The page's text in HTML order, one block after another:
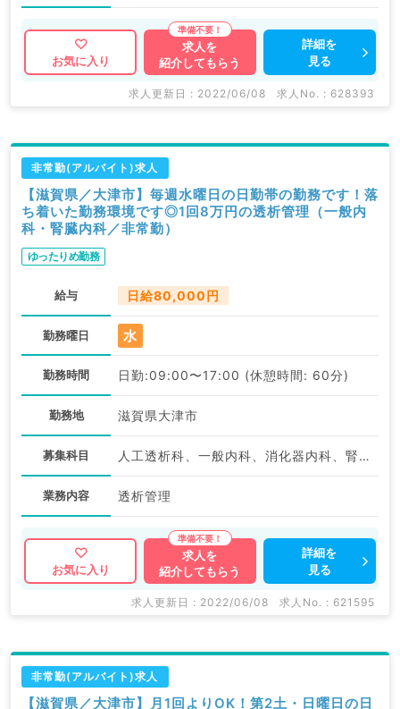
お気に入り
求人を
紹介してもらう
詳細を
見る
求人更新日 : 2022/06/08 求人No. : 628393
非常勤(アルバイト)求人
【滋賀県／大津市】毎週水曜日の日勤帯の勤務です！落
ち着いた勤務環境です◎1回8万円の透析管理（一般内
科・腎臓内科／非常勤）
ゆったりめ勤務
給与 日給80,000円
勤務曜日 水
勤務時間 日勤:09:00〜17:00 (休憩時間: 60分)
勤務地 滋賀県大津市
募集科目 人工透析科、一般内科、消化器内科、腎臓内科、老年内科
業務内容 透析管理
お気に入り
求人を
紹介してもらう
詳細を
見る
求人更新日 : 2022/06/08 求人No. : 621595
非常勤(アルバイト)求人
【滋賀県／大津市】月1回よりOK！第2土・日曜日の日